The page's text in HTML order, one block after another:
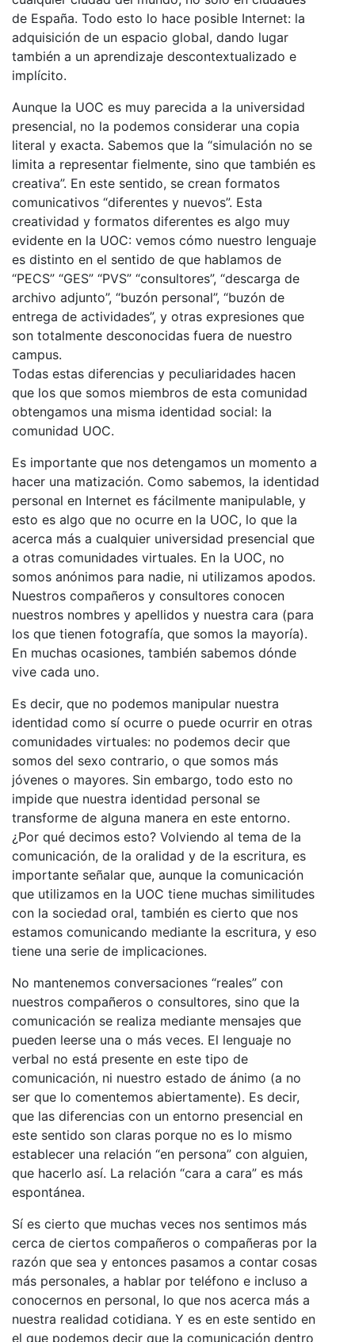
de España. Todo esto lo hace posible Internet: la
adquisición de un espacio global, dando lugar
también a un aprendizaje descontextualizado e
implícito.
Aunque la UOC es muy parecida a la universidad
presencial, no la podemos considerar una copia
literal y exacta. Sabemos que la “simulación no se
limita a representar fielmente, sino que también es
creativa”. En este sentido, se crean formatos
comunicativos “diferentes y nuevos”. Esta
creatividad y formatos diferentes es algo muy
evidente en la UOC: vemos cómo nuestro lenguaje
es distinto en el sentido de que hablamos de
“PECS” “GES” “PVS” “consultores”, “descarga de
archivo adjunto”, “buzón personal”, “buzón de
entrega de actividades”, y otras expresiones que
son totalmente desconocidas fuera de nuestro
campus.
Todas estas diferencias y peculiaridades hacen
que los que somos miembros de esta comunidad
obtengamos una misma identidad social: la
comunidad UOC.
Es importante que nos detengamos un momento a
hacer una matización. Como sabemos, la identidad
personal en Internet es fácilmente manipulable, y
esto es algo que no ocurre en la UOC, lo que la
acerca más a cualquier universidad presencial que
a otras comunidades virtuales. En la UOC, no
somos anónimos para nadie, ni utilizamos apodos.
Nuestros compañeros y consultores conocen
nuestros nombres y apellidos y nuestra cara (para
los que tienen fotografía, que somos la mayoría).
En muchas ocasiones, también sabemos dónde
vive cada uno.
Es decir, que no podemos manipular nuestra
identidad como sí ocurre o puede ocurrir en otras
comunidades virtuales: no podemos decir que
somos del sexo contrario, o que somos más
jóvenes o mayores. Sin embargo, todo esto no
impide que nuestra identidad personal se
transforme de alguna manera en este entorno.
¿Por qué decimos esto? Volviendo al tema de la
comunicación, de la oralidad y de la escritura, es
importante señalar que, aunque la comunicación
que utilizamos en la UOC tiene muchas similitudes
con la sociedad oral, también es cierto que nos
estamos comunicando mediante la escritura, y eso
tiene una serie de implicaciones.
No mantenemos conversaciones “reales” con
nuestros compañeros o consultores, sino que la
comunicación se realiza mediante mensajes que
pueden leerse una o más veces. El lenguaje no
verbal no está presente en este tipo de
comunicación, ni nuestro estado de ánimo (a no
ser que lo comentemos abiertamente). Es decir,
que las diferencias con un entorno presencial en
este sentido son claras porque no es lo mismo
establecer una relación “en persona” con alguien,
que hacerlo así. La relación “cara a cara” es más
espontánea.
Sí es cierto que muchas veces nos sentimos más
cerca de ciertos compañeros o compañeras por la
razón que sea y entonces pasamos a contar cosas
más personales, a hablar por teléfono e incluso a
conocernos en personal, lo que nos acerca más a
nuestra realidad cotidiana. Y es en este sentido en
el que podemos decir que la comunicación dentro